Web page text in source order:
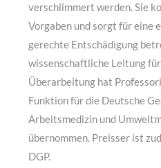
verschlimmert werden. Sie
Vorgaben und sorgt für eine
gerechte Entschädigung
wissenschaftliche Leitung
Überarbeitung hat
Funktion für die Deutsche
Arbeitsmedizin und
übernommen. Preisser ist
DGP.